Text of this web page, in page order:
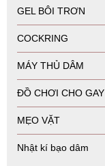
GEL BÔI TRƠN
COCKRING
MÁY THỦ DÂM
ĐỒ CHƠI CHO GAY
MẸO VẶT
Nhật kí bạo dâm